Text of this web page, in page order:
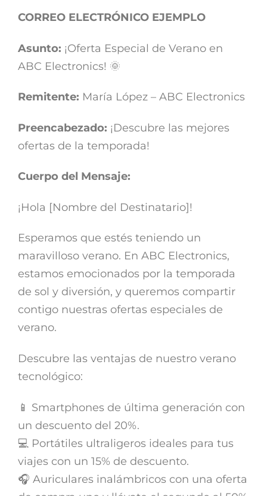
CORREO ELECTRÓNICO EJEMPLO
Asunto: ¡Oferta Especial de Verano en
ABC Electronics! 🌞
Remitente: María López – ABC Electronics
Preencabezado: ¡Descubre las mejores
ofertas de la temporada!
Cuerpo del Mensaje:
¡Hola [Nombre del Destinatario]!
Esperamos que estés teniendo un
maravilloso verano. En ABC Electronics,
estamos emocionados por la temporada
de sol y diversión, y queremos compartir
contigo nuestras ofertas especiales de
verano.
Descubre las ventajas de nuestro verano
tecnológico:
📱 Smartphones de última generación con
un descuento del 20%.
💻 Portátiles ultraligeros ideales para tus
viajes con un 15% de descuento.
🎧 Auriculares inalámbricos con una oferta